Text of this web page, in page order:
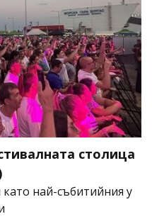
столица
най-събитийния у